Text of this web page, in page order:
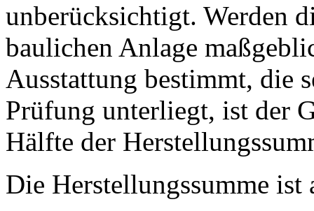
unberücksichtigt. Werden
baulichen Anlage
Ausstattung bestimmt, die
Prüfung unterliegt, ist der
Hälfte der
Die Herstellungssumme